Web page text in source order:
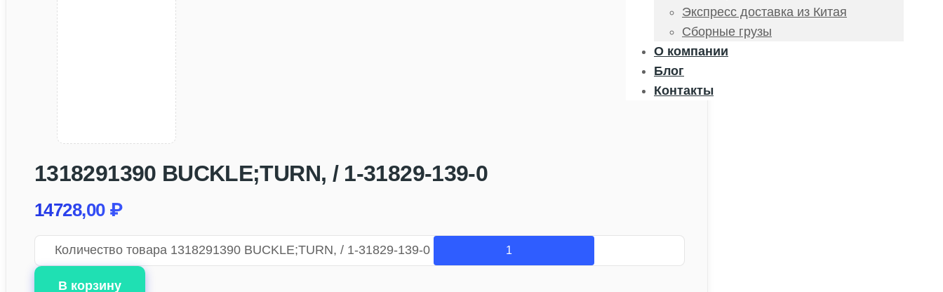
Экспресс доставка из Китая
Сборные грузы
О компании
Блог
Контакты
1318291390 BUCKLE;TURN, / 1-31829-139-0
14728,00 ₽
Количество товара 1318291390 BUCKLE;TURN, / 1-31829-139-0
В корзину